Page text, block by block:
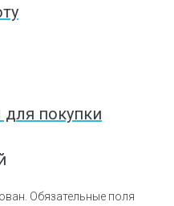
покупки
Обязательные поля